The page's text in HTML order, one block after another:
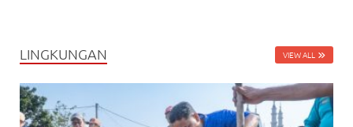
LINGKUNGAN VIEW ALL